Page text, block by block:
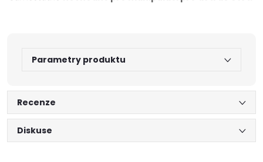
Parametry produktu
Recenze
Diskuse